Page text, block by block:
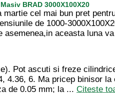
BRAD 3000X100X20
cel mai bun pret
de 1000-
asemenea,in aceasta luna
Pot ascuti si freze
4.36, 6. Ma pricep binisor la
de 0.05 mm; la ... Citeste